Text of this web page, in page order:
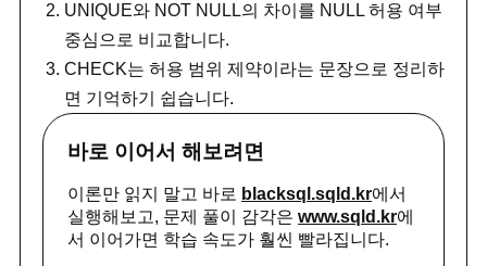
UNIQUE와 NOT NULL의 차이를 NULL 허용 여부
중심으로 비교합니다.
CHECK는 허용 범위 제약이라는 문장으로 정리하
면 기억하기 쉽습니다.
바로 이어서 해보려면
이론만 읽지 말고 바로 blacksql.sqld.kr에서
실행해보고, 문제 풀이 감각은 www.sqld.kr에
서 이어가면 학습 속도가 훨씬 빨라집니다.